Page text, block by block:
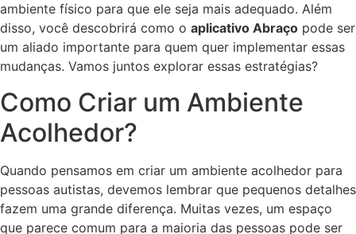
ambiente físico para que ele seja mais adequado. Além
disso, você descobrirá como o aplicativo Abraço pode ser
um aliado importante para quem quer implementar essas
mudanças. Vamos juntos explorar essas estratégias?
Como Criar um Ambiente
Acolhedor?
Quando pensamos em criar um ambiente acolhedor para
pessoas autistas, devemos lembrar que pequenos detalhes
fazem uma grande diferença. Muitas vezes, um espaço
que parece comum para a maioria das pessoas pode ser